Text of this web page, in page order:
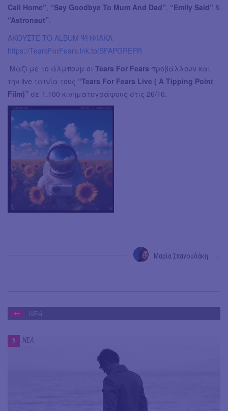
Call Home” “Say Goodbye To Mum And Dad” “Emily Said” &
“Astronaut”
ΑΚΟΥΣΤΕ ΤΟ ALBUM ΨΗΦΙΑΚΑ
https://TearsForFears.lnk.to/SFAPGREPR
Μαζί με το άλμπουμ οι Tears For Fears προβάλλουν και
την live ταινία τους “Tears For Fears Live ( A Tipping Point
Film)” σε 1.100 κινηματογράφους στις 26/10.
Μαρία Σπανουδάκη
ΝΕΑ
# ΝΕΑ